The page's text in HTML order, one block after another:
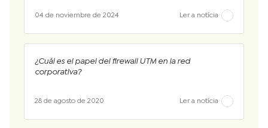
04 de noviembre de 2024 Ler a notícia
¿Cuál es el papel del firewall UTM en la red
corporativa?
28 de agosto de 2020 Ler a notícia